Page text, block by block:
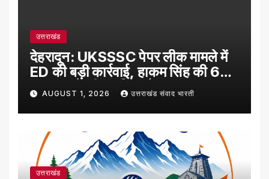
उत्तराखंड
देहरादून: UKSSSC पेपर लीक मामले में
ED की बड़ी कार्रवाई, हाकम सिंह की 63
लाख रुपये की संपत्ति अटैच
AUGUST 1, 2026 उत्तराखंड संवाद भारती
उत्तराखंड